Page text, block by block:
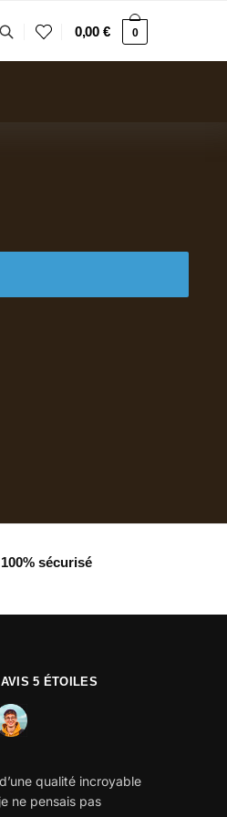
0,00€ 0
sécurisé
5 ÉTOILES
qualité incroyable
ne pensais pas